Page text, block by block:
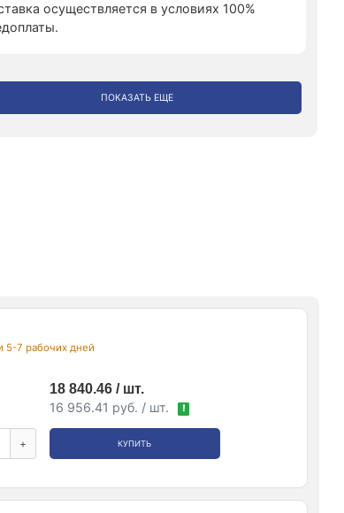
осуществляется в условиях 100%
ПОКАЗАТЬ ЕЩЕ
5-7 рабочих дней
18 840.46 / шт.
16 956.41 руб. / шт. !
+ КУПИТЬ